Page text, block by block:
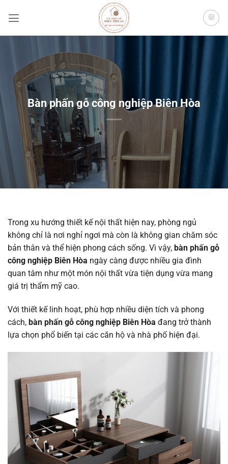
qua
Bàn phấn gỗ công nghiệp Biên Hòa
Trong xu hướng thiết kế nội thất hiện nay, phòng ngủ
không chỉ là nơi nghỉ ngơi mà còn là không gian chăm sóc
bản thân và thể hiện phong cách sống. Vì vậy, bàn phấn gỗ
công nghiệp Biên Hòa ngày càng được nhiều gia đình
quan tâm như một món nội thất vừa tiện dụng vừa mang
giá trị thẩm mỹ cao.
Với thiết kế linh hoạt, phù hợp nhiều diện tích và phong
cách, bàn phấn gỗ công nghiệp Biên Hòa đang trở thành
lựa chọn phổ biến tại các căn hộ và nhà phố hiện đại.